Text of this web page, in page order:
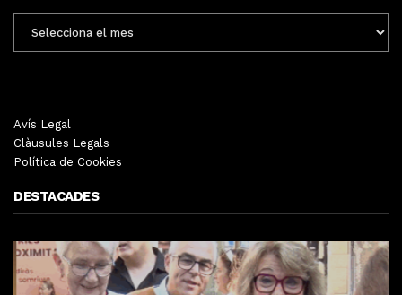
MENSUALS
Avís Legal
Clàusules Legals
Política de Cookies
DESTACADES